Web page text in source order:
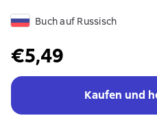
Buch auf Russisch
€5,49
Kaufen und